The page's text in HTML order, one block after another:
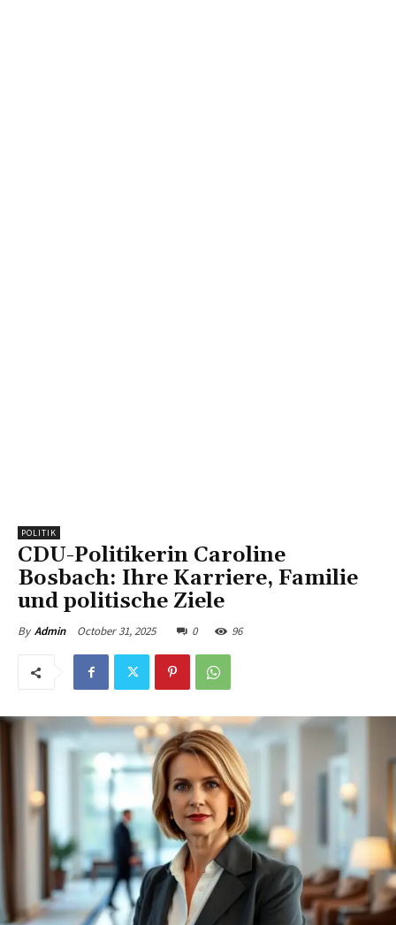
POLITIK
CDU-Politikerin Caroline
Bosbach: Ihre Karriere, Familie
und politische Ziele
By Admin October 31, 2025 0 96